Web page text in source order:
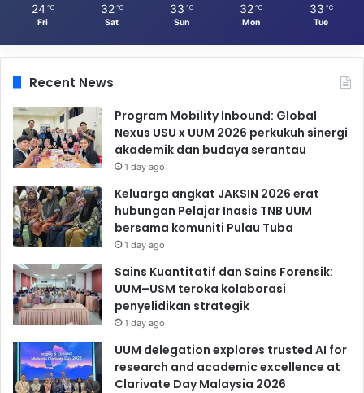
24 ℃
Fri
32 ℃
Sat
33 ℃
Sun
32 ℃
Mon
33 ℃
Tue
Recent News
Program Mobility Inbound: Global
Nexus USU x UUM 2026 perkukuh sinergi
akademik dan budaya serantau
1 day ago
Keluarga angkat JAKSIN 2026 erat
hubungan Pelajar Inasis TNB UUM
bersama komuniti Pulau Tuba
1 day ago
Sains Kuantitatif dan Sains Forensik:
UUM–USM teroka kolaborasi
penyelidikan strategik
1 day ago
UUM delegation explores trusted AI for
research and academic excellence at
Clarivate Day Malaysia 2026